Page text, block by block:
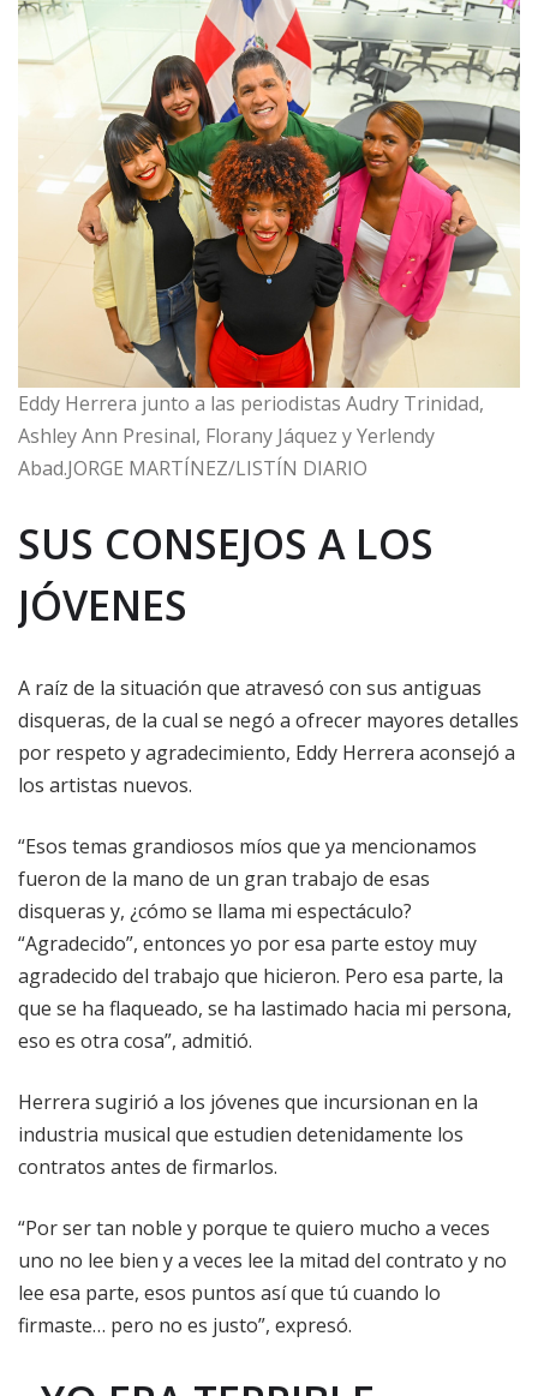
Eddy Herrera junto a las periodistas Audry Trinidad,
Ashley Ann Presinal, Florany Jáquez y Yerlendy
Abad.JORGE MARTÍNEZ/LISTÍN DIARIO
SUS CONSEJOS A LOS
JÓVENES
A raíz de la situación que atravesó con sus antiguas
disqueras, de la cual se negó a ofrecer mayores detalles
por respeto y agradecimiento, Eddy Herrera aconsejó a
los artistas nuevos.
“Esos temas grandiosos míos que ya mencionamos
fueron de la mano de un gran trabajo de esas
disqueras y, ¿cómo se llama mi espectáculo?
“Agradecido”, entonces yo por esa parte estoy muy
agradecido del trabajo que hicieron. Pero esa parte, la
que se ha flaqueado, se ha lastimado hacia mi persona,
eso es otra cosa”, admitió.
Herrera sugirió a los jóvenes que incursionan en la
industria musical que estudien detenidamente los
contratos antes de firmarlos.
“Por ser tan noble y porque te quiero mucho a veces
uno no lee bien y a veces lee la mitad del contrato y no
lee esa parte, esos puntos así que tú cuando lo
firmaste… pero no es justo”, expresó.